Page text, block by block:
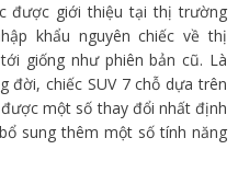
được giới thiệu tại thị trường
khẩu nguyên chiếc về thị
giống như phiên bản cũ. Là
đời, chiếc SUV 7 chỗ dựa trên
một số thay đổi nhất định
sung thêm một số tính năng